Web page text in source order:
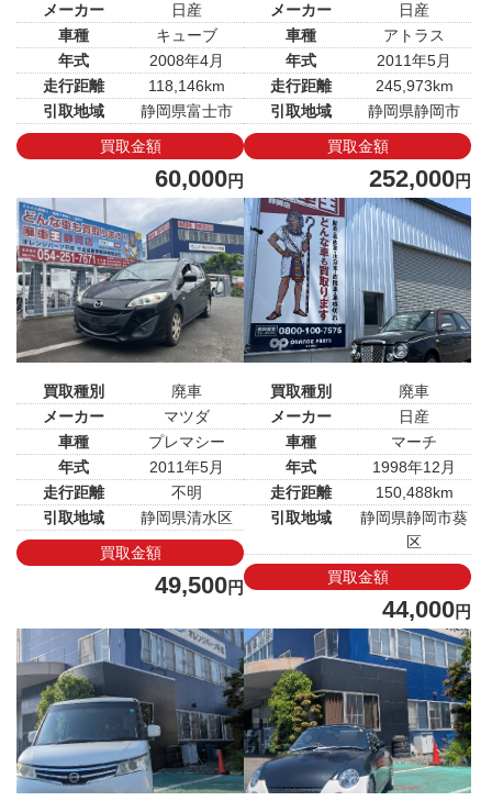
メーカー
日産
車種
キューブ
年式
2008年4月
走行距離
118,146km
引取地域
静岡県富士市
買取金額
60,000円
メーカー
日産
車種
アトラス
年式
2011年5月
走行距離
245,973km
引取地域
静岡県静岡市
買取金額
252,000円
買取種別
廃車
メーカー
マツダ
車種
プレマシー
年式
2011年5月
走行距離
不明
引取地域
静岡県清水区
買取金額
49,500円
買取種別
廃車
メーカー
日産
車種
マーチ
年式
1998年12月
走行距離
150,488km
引取地域
静岡県静岡市葵
区
買取金額
44,000円